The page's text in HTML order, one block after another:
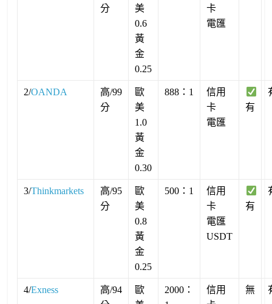
分
美
0.6
黃
金
0.25
卡
電匯
2/OANDA
高/99
分
歐
美
1.0
黃
金
0.30
888：1
信用
卡
電匯
有
3/Thinkmarkets
高/95
分
歐
美
0.8
黃
金
0.25
500：1
信用
卡
電匯
USDT
有
4/Exness
高/94
歐
2000：
信用
無